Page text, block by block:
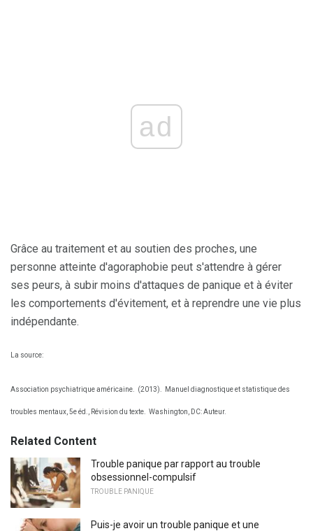
ad
Grâce au traitement et au soutien des proches, une
personne atteinte d'agoraphobie peut s'attendre à gérer
ses peurs, à subir moins d'attaques de panique et à éviter
les comportements d'évitement, et à reprendre une vie plus
indépendante.
La source:
Association psychiatrique américaine. (2013). Manuel diagnostique et statistique des
troubles mentaux, 5e éd., Révision du texte. Washington, DC: Auteur.
Related Content
Trouble panique par rapport au trouble
obsessionnel-compulsif
TROUBLE PANIQUE
Puis-je avoir un trouble panique et une